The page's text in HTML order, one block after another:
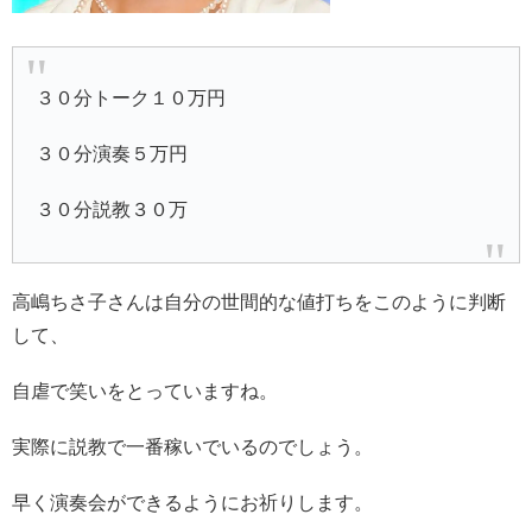
３０分トーク１０万円
３０分演奏５万円
３０分説教３０万
高嶋ちさ子さんは自分の世間的な値打ちをこのように判断
して、
自虐で笑いをとっていますね。
実際に説教で一番稼いでいるのでしょう。
早く演奏会ができるようにお祈りします。